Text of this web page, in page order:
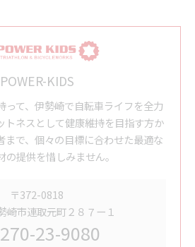
POWER-KIDS
って、伊勢崎で自転車ライフを全力
トネスとして健康維持を目指す方か
まで、個々の目標に合わせた最適な
提供を惜しみません。
〒372-0818
崎市連取元町２８７ー１
23-9080